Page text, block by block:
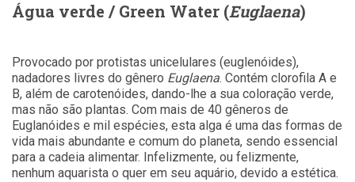
Água verde / Green Water (Euglaena)
Provocado por protistas unicelulares (euglenóides),
nadadores livres do gênero Euglaena. Contém clorofila A e
B, além de carotenóides, dando-lhe a sua coloração verde,
mas não são plantas. Com mais de 40 gêneros de
Euglanóides e mil espécies, esta alga é uma das formas de
vida mais abundante e comum do planeta, sendo essencial
para a cadeia alimentar. Infelizmente, ou felizmente,
nenhum aquarista o quer em seu aquário, devido a estética.